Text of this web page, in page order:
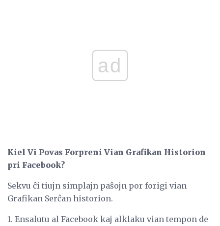
ad
Kiel Vi Povas Forpreni Vian Grafikan Historion
pri Facebook?
Sekvu ĉi tiujn simplajn paŝojn por forigi vian
Grafikan Serĉan historion.
1. Ensalutu al Facebook kaj alklaku vian tempon de